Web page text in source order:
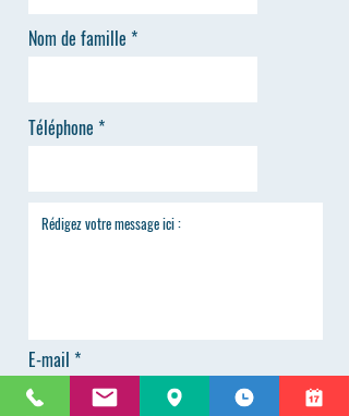
Nom de famille
Téléphone
E-mail